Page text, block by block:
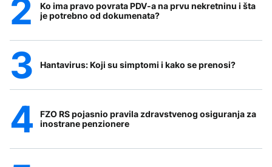
Ko ima pravo povrata PDV-a na prvu nekretninu i šta
je potrebno od dokumenata?
Hantavirus: Koji su simptomi i kako se prenosi?
FZO RS pojasnio pravila zdravstvenog osiguranja za
inostrane penzionere